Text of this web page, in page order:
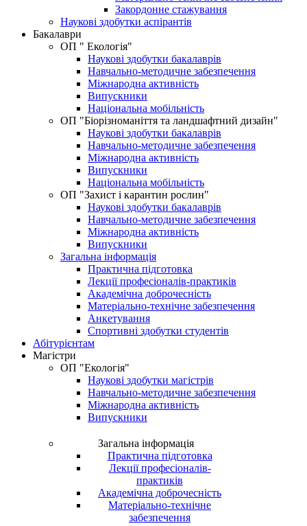
Закордонне стажування
Наукові здобутки аспірантів
Бакалаври
ОП " Екологія"
Наукові здобутки бакалаврів
Навчально-методичне забезпечення
Міжнародна активність
Випускники
Національна мобільність
ОП "Біорізноманіття та ландшафтний дизайн"
Наукові здобутки бакалаврів
Навчально-методичне забезпечення
Міжнародна активність
Випускники
Національна мобільність
OП "Захист і карантин рослин"
Наукові здобутки бакалаврів
Навчально-методичне забезпечення
Міжнародна активність
Випускники
Загальна інформація
Практична підготовка
Лекції професіоналів-практиків
Академічна доброчесність
Матеріально-технічне забезпечення
Анкетування
Спортивні здобутки студентів
Абітурієнтам
Магістри
ОП "Екологія"
Наукові здобутки магістрів
Навчально-методичне забезпечення
Міжнародна активність
Випускники
Загальна інформація
Практична підготовка
Лекції професіоналів-
практиків
Академічна доброчесність
Матеріально-технічне
забезпечення